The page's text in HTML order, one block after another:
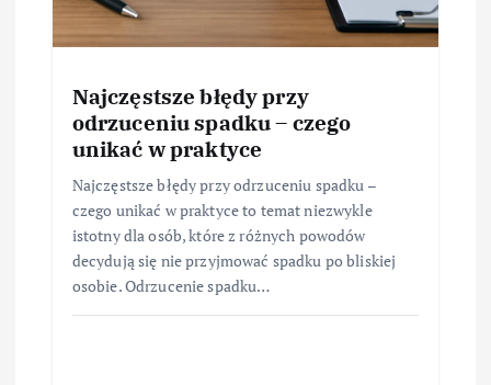
Najczęstsze błędy przy
odrzuceniu spadku – czego
unikać w praktyce
Najczęstsze błędy przy odrzuceniu spadku –
czego unikać w praktyce to temat niezwykle
istotny dla osób, które z różnych powodów
decydują się nie przyjmować spadku po bliskiej
osobie. Odrzucenie spadku…